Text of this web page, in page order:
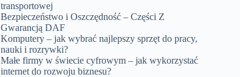
transportowej
Bezpieczeństwo i Oszczędność – Części Z
Gwarancją DAF
Komputery – jak wybrać najlepszy sprzęt do pracy,
nauki i rozrywki?
Małe firmy w świecie cyfrowym – jak wykorzystać
internet do rozwoju biznesu?